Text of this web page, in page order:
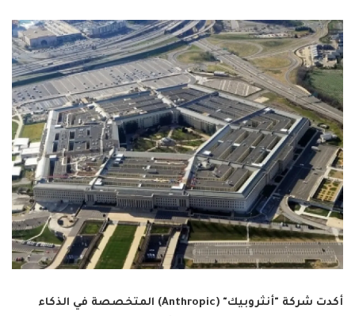
أكدت شركة "أنثروبيك" (Anthropic) المتخصصة في الذكاء